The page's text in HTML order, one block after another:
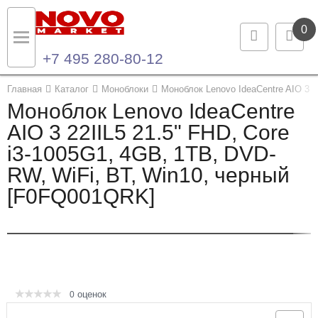
0
+7 495 280-80-12
Главная Каталог Моноблоки Моноблок Lenovo IdeaCentre AIO 3
Моноблок Lenovo IdeaCentre
AIO 3 22IIL5 21.5" FHD, Core
i3-1005G1, 4GB, 1TB, DVD-
RW, WiFi, BT, Win10, черный
[F0FQ001QRK]
0 оценок
Назад
Каталог продукции
Ноутбуки и ультрабуки
Компьютеры
Назад
Контакты
Контактная информация